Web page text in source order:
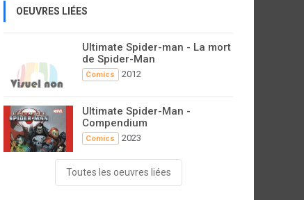
OEUVRES LIÉES
Ultimate Spider-man - La mort
de Spider-Man
Comics 2012
Ultimate Spider-Man -
Compendium
Comics 2023
Toutes les oeuvres liées